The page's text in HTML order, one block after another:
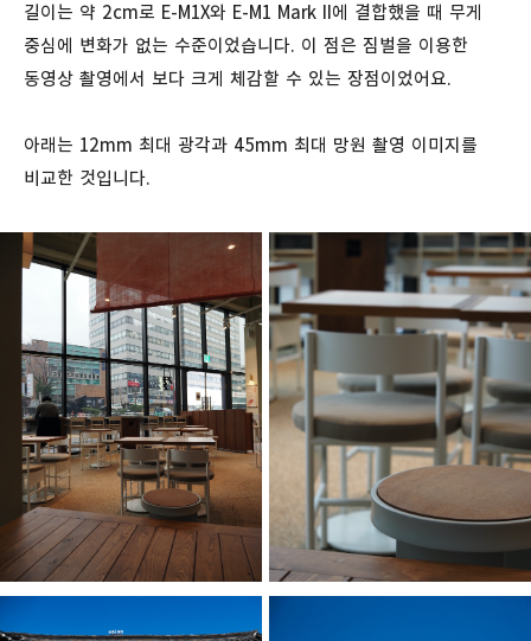
길이는 약 2cm로 E-M1X와 E-M1 Mark II에 결합했을 때 무게
중심에 변화가 없는 수준이었습니다. 이 점은 짐벌을 이용한
동영상 촬영에서 보다 크게 체감할 수 있는 장점이었어요.
아래는 12mm 최대 광각과 45mm 최대 망원 촬영 이미지를
비교한 것입니다.